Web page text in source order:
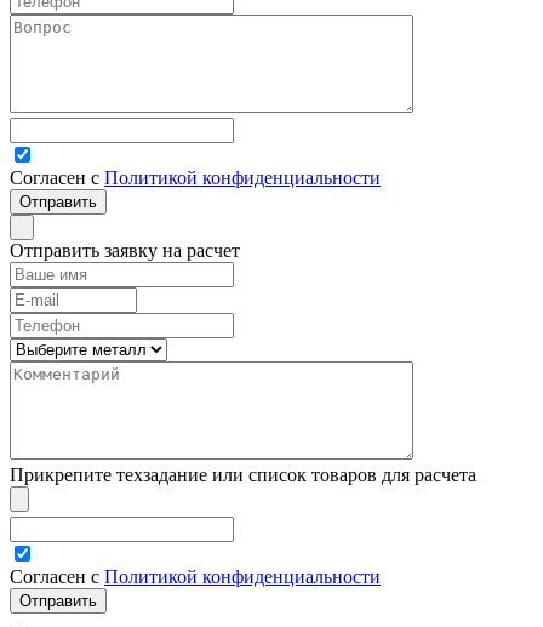
Согласен с Политикой конфиденциальности
Отправить заявку на расчет
Прикрепите техзадание или список товаров для расчета
Согласен с Политикой конфиденциальности